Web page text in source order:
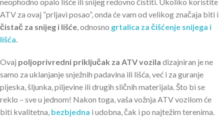
ATV za ovaj “prljavi posao”, onda će vam od velikog značaja biti i
čistač za snijeg i lišće, odnosno grtalica za čišćenje snijega i
lišća.
Ovaj poljoprivredni priključak za ATV vozila dizajniran je ne
samo za uklanjanje snježnih padavina ili lišća, već i za guranje
pijeska, šljunka, piljevine ili drugih sličnih materijala. Što bi se
reklo – sve u jednom! Nakon toga, vaša vožnja ATV vozilom će
biti kvalitetna, bezbjedna i udobna, čak i po najtežim terenima.